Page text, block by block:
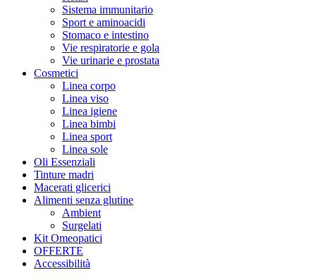
Sistema immunitario
Sport e aminoacidi
Stomaco e intestino
Vie respiratorie e gola
Vie urinarie e prostata
Cosmetici
Linea corpo
Linea viso
Linea igiene
Linea bimbi
Linea sport
Linea sole
Oli Essenziali
Tinture madri
Macerati glicerici
Alimenti senza glutine
Ambient
Surgelati
Kit Omeopatici
OFFERTE
Accessibilità